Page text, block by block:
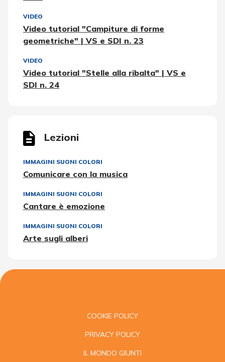
VIDEO
Video tutorial "Campiture di forme
geometriche" | VS e SDI n. 23
VIDEO
Video tutorial "Stelle alla ribalta" | VS e
SDI n. 24
Lezioni
IMMAGINI SUONI COLORI
Comunicare con la musica
IMMAGINI SUONI COLORI
Cantare è emozione
IMMAGINI SUONI COLORI
Arte sugli alberi
COOKIE POLICY
PRIVACY POLICY
IL MONDO GIUNTI